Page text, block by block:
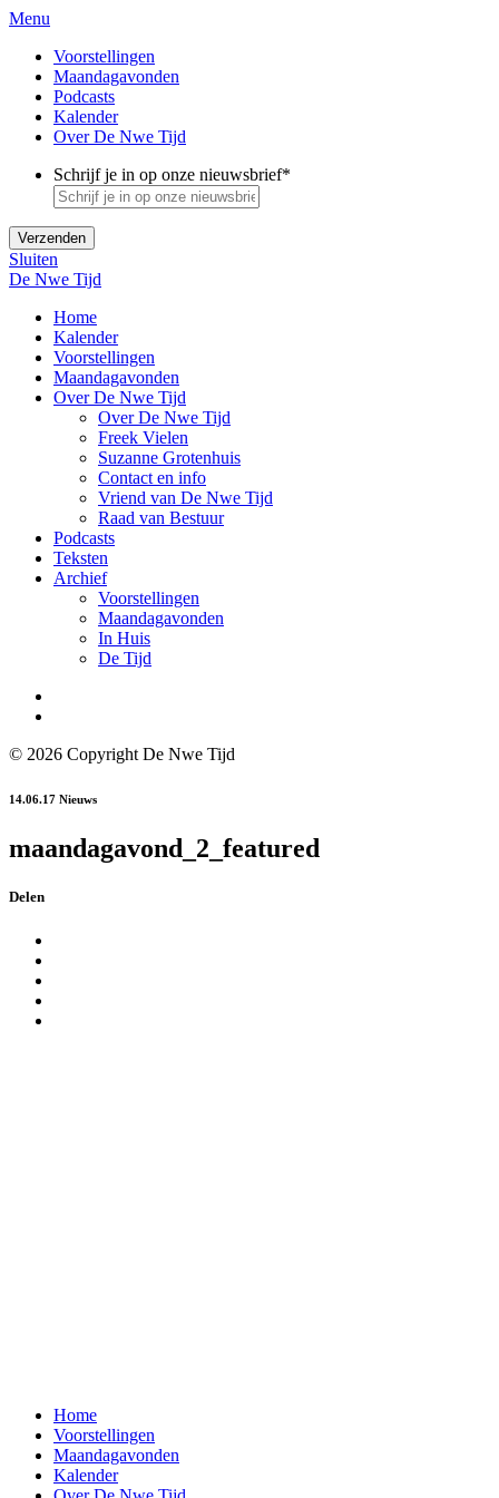
Menu
Voorstellingen
Maandagavonden
Podcasts
Kalender
Over De Nwe Tijd
Schrijf je in op onze nieuwsbrief*
Sluiten
De Nwe Tijd
Home
Kalender
Voorstellingen
Maandagavonden
Over De Nwe Tijd
Over De Nwe Tijd
Freek Vielen
Suzanne Grotenhuis
Contact en info
Vriend van De Nwe Tijd
Raad van Bestuur
Podcasts
Teksten
Archief
Voorstellingen
Maandagavonden
In Huis
De Tijd
© 2026 Copyright De Nwe Tijd
14.06.17 Nieuws
maandagavond_2_featured
Delen
Home
Voorstellingen
Maandagavonden
Kalender